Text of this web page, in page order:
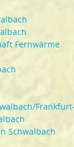
Fernwärme
Schwalbach